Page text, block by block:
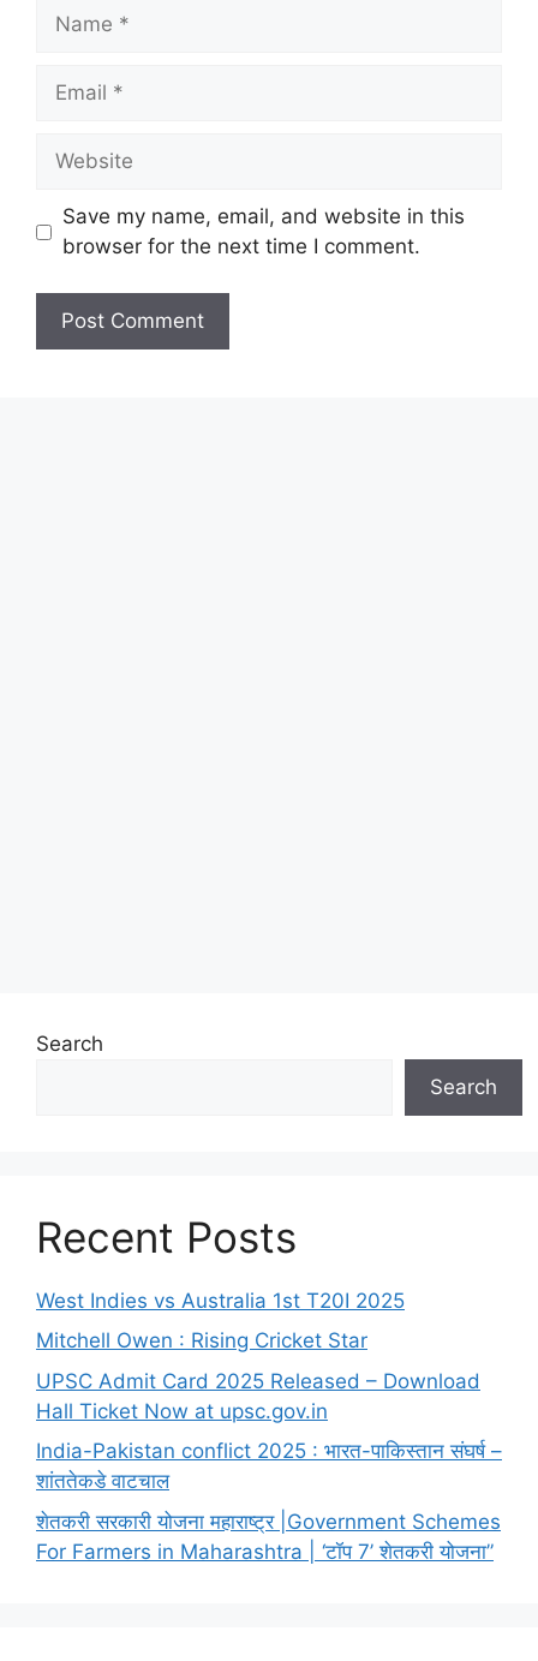
Name
Email
Website
Save my name, email, and website in this
browser for the next time I comment.
Search
Search
Recent Posts
West Indies vs Australia 1st T20I 2025
Mitchell Owen : Rising Cricket Star
UPSC Admit Card 2025 Released – Download
Hall Ticket Now at upsc.gov.in
India-Pakistan conflict 2025 : भारत-पाकिस्तान संघर्ष –
शांततेकडे वाटचाल
शेतकरी सरकारी योजना महाराष्ट्र |Government Schemes
For Farmers in Maharashtra | ‘टॉप 7’ शेतकरी योजना”